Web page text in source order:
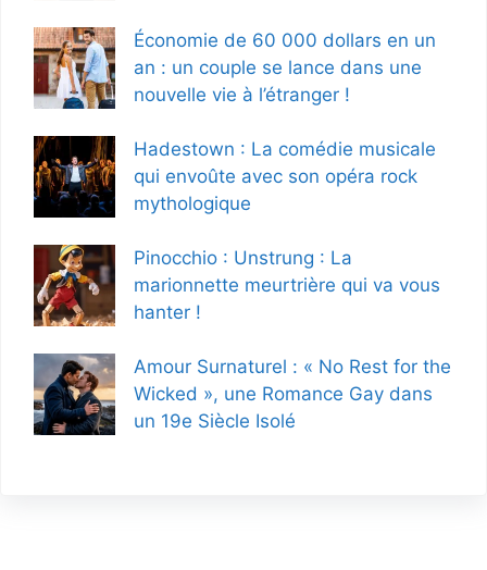
Économie de 60 000 dollars en un
an : un couple se lance dans une
nouvelle vie à l’étranger !
Hadestown : La comédie musicale
qui envoûte avec son opéra rock
mythologique
Pinocchio : Unstrung : La
marionnette meurtrière qui va vous
hanter !
Amour Surnaturel : « No Rest for the
Wicked », une Romance Gay dans
un 19e Siècle Isolé